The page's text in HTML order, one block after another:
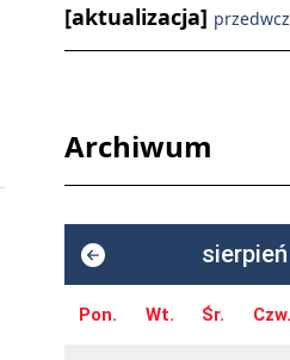
[aktualizacja]
Archiwum
Pon. Wt. Śr. Czw.